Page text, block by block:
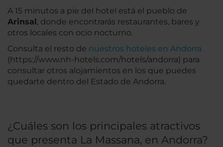
A 15 minutos a pie del hotel está el pueblo de
Arinsal, donde encontrarás restaurantes, bares y
otros locales con ocio nocturno.
Consulta el resto de nuestros hoteles en Andorra
(https://www.nh-hotels.com/hotels/andorra) para
consultar otros alojamientos en los que puedes
quedarte dentro del Estado de Andorra.
¿Cuáles son los principales atractivos
que presenta La Massana, en Andorra?